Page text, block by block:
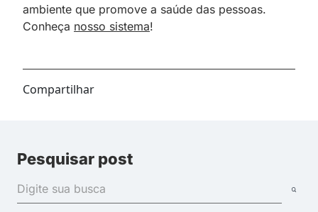
ambiente que promove a saúde das pessoas.
Conheça nosso sistema!
Compartilhar
Pesquisar post